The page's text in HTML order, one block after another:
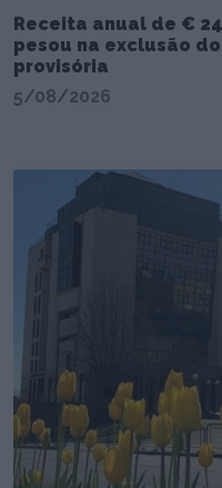
Receita anual de €
pesou na exclusão
provisória
5/08/2026